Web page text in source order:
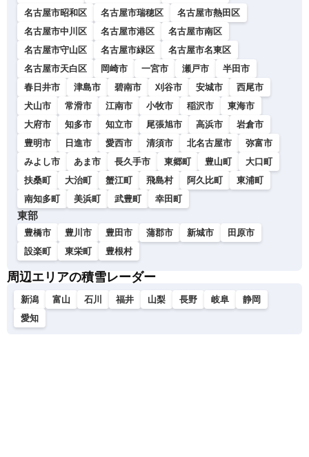
名古屋市昭和区
名古屋市瑞穂区
名古屋市熱田区
名古屋市中川区
名古屋市港区
名古屋市南区
名古屋市守山区
名古屋市緑区
名古屋市名東区
名古屋市天白区
岡崎市 一宮市 瀬戸市
半田市
春日井市
津島市 碧南市 刈谷市 安城市
西尾市
犬山市
常滑市 江南市 小牧市 稲沢市
東海市
大府市
知多市 知立市 尾張旭市 高浜市
岩倉市
豊明市
日進市 愛西市 清須市 北名古屋市
弥富市
みよし市
あま市 長久手市 東郷町 豊山町
大口町
扶桑町
大治町 蟹江町 飛島村 阿久比町
東浦町
南知多町
美浜町 武豊町 幸田町
東部
豊橋市 豊川市 豊田市 蒲郡市 新城市
田原市
設楽町
東栄町 豊根村
周辺エリアの積雪レーダー
新潟 富山 石川 福井 山梨 長野 岐阜
静岡
愛知